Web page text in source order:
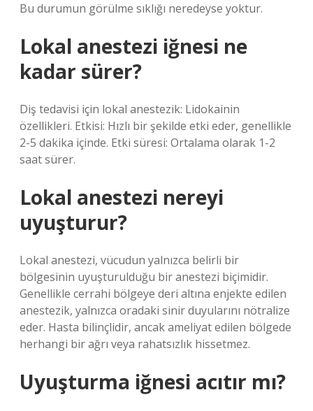
Bu durumun görülme sıklığı neredeyse yoktur.
Lokal anestezi iğnesi ne
kadar sürer?
Diş tedavisi için lokal anestezik: Lidokainin
özellikleri. Etkisi: Hızlı bir şekilde etki eder, genellikle
2-5 dakika içinde. Etki süresi: Ortalama olarak 1-2
saat sürer.
Lokal anestezi nereyi
uyuşturur?
Lokal anestezi, vücudun yalnızca belirli bir
bölgesinin uyuşturulduğu bir anestezi biçimidir.
Genellikle cerrahi bölgeye deri altına enjekte edilen
anestezik, yalnızca oradaki sinir duyularını nötralize
eder. Hasta bilinçlidir, ancak ameliyat edilen bölgede
herhangi bir ağrı veya rahatsızlık hissetmez.
Uyuşturma iğnesi acıtır mı?